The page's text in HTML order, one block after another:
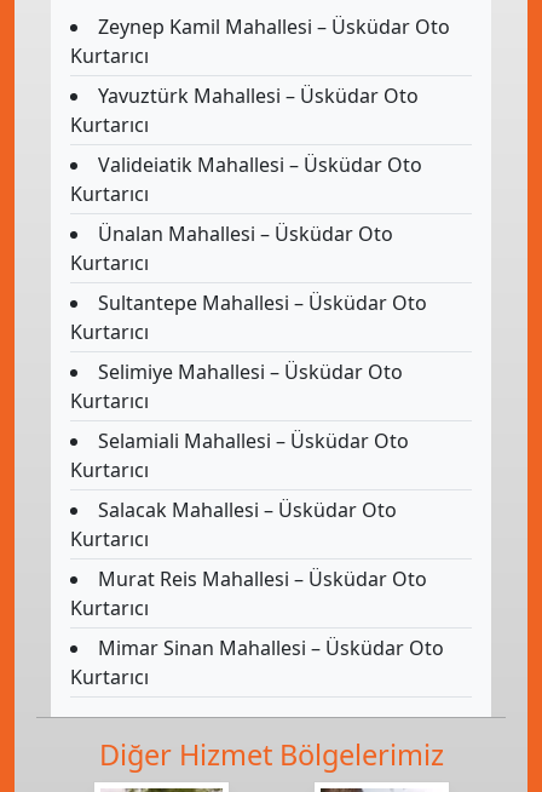
Zeynep Kamil Mahallesi – Üsküdar Oto
Kurtarıcı
Yavuztürk Mahallesi – Üsküdar Oto
Kurtarıcı
Valideiatik Mahallesi – Üsküdar Oto
Kurtarıcı
Ünalan Mahallesi – Üsküdar Oto
Kurtarıcı
Sultantepe Mahallesi – Üsküdar Oto
Kurtarıcı
Selimiye Mahallesi – Üsküdar Oto
Kurtarıcı
Selamiali Mahallesi – Üsküdar Oto
Kurtarıcı
Salacak Mahallesi – Üsküdar Oto
Kurtarıcı
Murat Reis Mahallesi – Üsküdar Oto
Kurtarıcı
Mimar Sinan Mahallesi – Üsküdar Oto
Kurtarıcı
Diğer Hizmet Bölgelerimiz